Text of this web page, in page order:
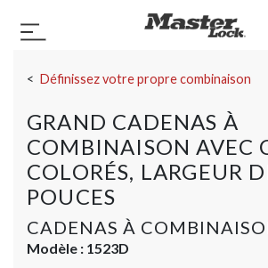
Basculer la navigation
Définissez votre propre combinaison
GRAND CADENAS À
COMBINAISON AVEC
COLORÉS, LARGEUR
POUCES
CADENAS À
Modèle : 1523D